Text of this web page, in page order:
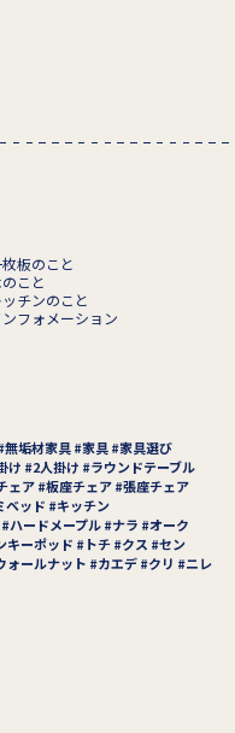
板のこと
こと
チンのこと
ンフォメーション
無垢材家具 家具 家具選び
け 2人掛け
ラウンドテーブル
ェア 板座チェア 張座チェア
ベッド
キッチン
ハードメープル ナラ
オーク
キーポッド トチ クス
セン
ォールナット カエデ クリ
ニレ